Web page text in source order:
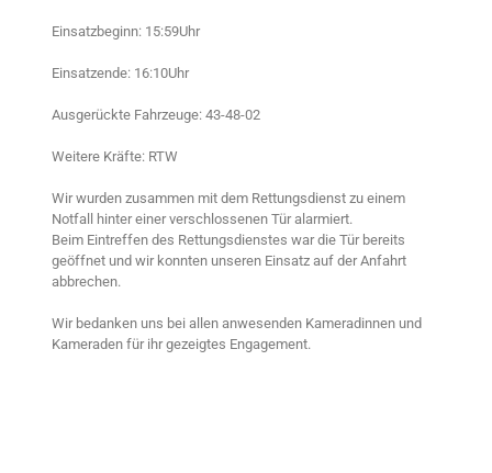
Einsatzbeginn: 15:59Uhr
Einsatzende: 16:10Uhr
Ausgerückte Fahrzeuge: 43-48-02
Weitere Kräfte: RTW
Wir wurden zusammen mit dem Rettungsdienst zu einem
Notfall hinter einer verschlossenen Tür alarmiert.
Beim Eintreffen des Rettungsdienstes war die Tür bereits
geöffnet und wir konnten unseren Einsatz auf der Anfahrt
abbrechen.
Wir bedanken uns bei allen anwesenden Kameradinnen und
Kameraden für ihr gezeigtes Engagement.